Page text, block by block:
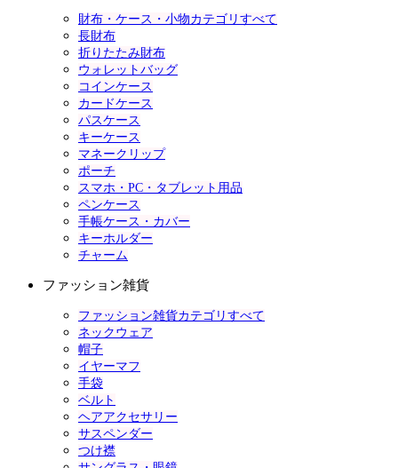
財布・ケース・小物カテゴリすべて
長財布
折りたたみ財布
ウォレットバッグ
コインケース
カードケース
パスケース
キーケース
マネークリップ
ポーチ
スマホ・PC・タブレット用品
ペンケース
手帳ケース・カバー
キーホルダー
チャーム
ファッション雑貨
ファッション雑貨カテゴリすべて
ネックウェア
帽子
イヤーマフ
手袋
ベルト
ヘアアクセサリー
サスペンダー
つけ襟